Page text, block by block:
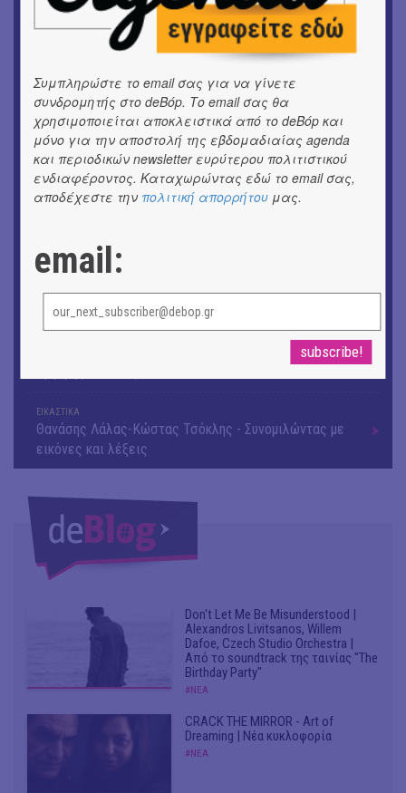
ΜΟΥΣΙΚΗ
Το 6ο Kournos Music Festival στη Λήμνο
ΚΙΝ/ΦΟΣ
Κινηματογράφος με ελεύθερη είσοδο στη Δημοτική
Αγορά Κυψέλης
ΘΕΑΤΡΟ / ΧΟΡΟΣ
«ΑΗ ΛΑΟΣ» | Ένα σκηνικό ρέκβιεμ για την ήττα ενός
λαού
Ομαδική έκθεση | Προσωρινά για Πάντα
Έκθεση φωτογραφίας: Ανδρίων έργα και ημέρες
ΕΙΚΑΣΤΙΚΑ
Θανάσης Λάλας-Κώστας Τσόκλης - Συνομιλώντας με
εικόνες και λέξεις
Don't Let Me Be Misunderstood |
Alexandros Livitsanos, Willem
Dafoe, Czech Studio Orchestra |
Από το soundtrack της ταινίας "The
Birthday Party"
#ΝΕΑ
CRACK THE MIRROR - Art of
Dreaming | Νέα κυκλοφορία
#ΝΕΑ
Συμπληρώστε το email σας για να γίνετε
συνδρομητής στο deBόp. Το email σας θα
χρησιμοποιείται αποκλειστικά από το deBόp και
μόνο για την αποστολή της εβδομαδιαίας agenda
και περιοδικών newsletter ευρύτερου πολιτιστικού
ενδιαφέροντος. Καταχωρώντας εδώ το email σας,
αποδέχεστε την πολιτική απορρήτου μας.
email: